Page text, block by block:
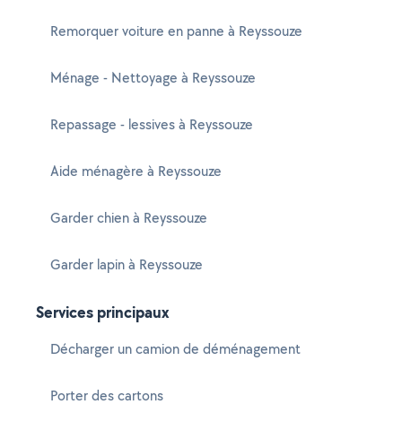
Remorquer voiture en panne à Reyssouze
Ménage - Nettoyage à Reyssouze
Repassage - lessives à Reyssouze
Aide ménagère à Reyssouze
Garder chien à Reyssouze
Garder lapin à Reyssouze
Services principaux
Décharger un camion de déménagement
Porter des cartons